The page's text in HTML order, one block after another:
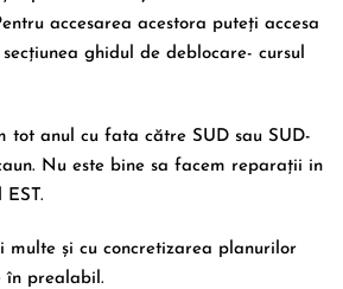
accesarea acestora puteți accesa
secțiunea ghidul de deblocare- cursul
tot anul cu fata către SUD sau SUD-
Nu este bine sa facem reparații in
EST.
multe și cu concretizarea planurilor
în prealabil.